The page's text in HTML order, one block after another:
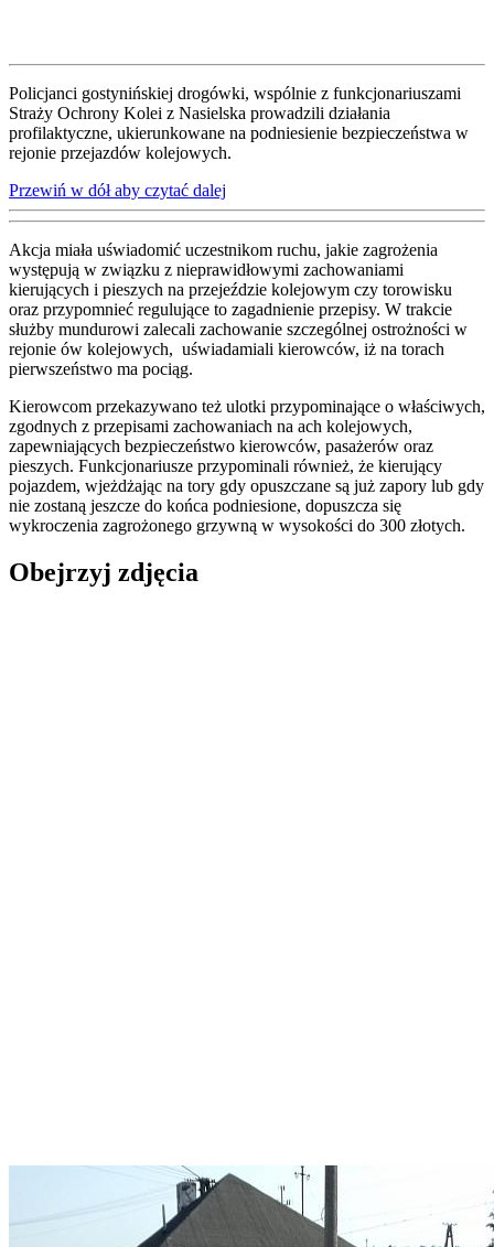
Policjanci gostynińskiej drogówki, wspólnie z funkcjonariuszami
Straży Ochrony Kolei z Nasielska prowadzili działania
profilaktyczne, ukierunkowane na podniesienie bezpieczeństwa w
rejonie przejazdów kolejowych.
Przewiń w dół aby czytać dalej
Akcja miała uświadomić uczestnikom ruchu, jakie zagrożenia
występują w związku z nieprawidłowymi zachowaniami
kierujących i pieszych na przejeździe kolejowym czy torowisku
oraz przypomnieć regulujące to zagadnienie przepisy. W trakcie
służby mundurowi zalecali zachowanie szczególnej ostrożności w
rejonie ów kolejowych, uświadamiali kierowców, iż na torach
pierwszeństwo ma pociąg.
Kierowcom przekazywano też ulotki przypominające o właściwych,
zgodnych z przepisami zachowaniach na ach kolejowych,
zapewniających bezpieczeństwo kierowców, pasażerów oraz
pieszych. Funkcjonariusze przypominali również, że kierujący
pojazdem, wjeżdżając na tory gdy opuszczane są już zapory lub gdy
nie zostaną jeszcze do końca podniesione, dopuszcza się
wykroczenia zagrożonego grzywną w wysokości do 300 złotych.
Obejrzyj zdjęcia